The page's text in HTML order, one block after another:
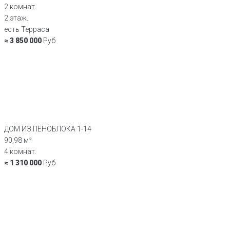
2 комнат.
2 этаж.
есть Терраса
≈ 3 850 000 Руб
ДОМ ИЗ ПЕНОБЛОКА 1-14
90,98 м²
4 комнат.
≈ 1 310 000 Руб